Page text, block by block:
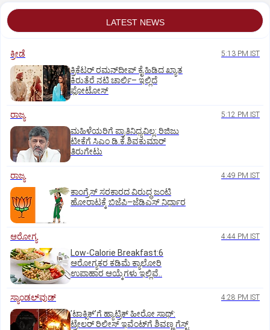
LATEST NEWS
ಕ್ರೀಡೆ 5:13 PM IST
ಕ್ರಿಕೆಟರ್‌ ರಮನ್‌ದೀಪ್‌ ಕೈ ಹಿಡಿದ ಖ್ಯಾತ
ಕಿರುತೆರೆ ನಟಿ ಚಾರ್ಲಿ– ಇಲ್ಲಿದೆ
ಫೋಟೋಸ್
ರಾಜ್ಯ 5:12 PM IST
ಮಹಿಳೆಯರಿಗೆ ಪ್ರಾತಿನಿಧ್ಯವಿಲ್ಲ: ರಿಜಿಜು
ಟೀಕೆಗೆ ಸಿಎಂ ಡಿ.ಕೆ.ಶಿವಕುಮಾರ್
ತಿರುಗೇಟು
ರಾಜ್ಯ 4:49 PM IST
ಕಾಂಗ್ರೆಸ್‌ ಸರಕಾರದ ವಿರುದ್ಧ ಜಂಟಿ
ಹೋರಾಟಕ್ಕೆ ಬಿಜೆಪಿ–ಜೆಡಿಎಸ್‌ ನಿರ್ಧಾರ
ಆರೋಗ್ಯ 4:44 PM IST
Low-Calorie Breakfast:6
ಆರೋಗ್ಯಕರ ಕಡಿಮೆ ಕ್ಯಾಲೋರಿ
ಉಪಾಹಾರ ಆಯ್ಕೆಗಳು ಇಲ್ಲಿವೆ..
ಸ್ಯಾಂಡಲ್‌ವುಡ್‌ 4:28 PM IST
ʼಟಾಕ್ಸಿಕ್‌ʼಗೆ ಹ್ಯಾಟ್ರಿಕ್‌ ಹೀರೋ ಸಾಥ್:‌
ಟ್ರೇಲರ್‌ ರಿಲೀಸ್‌ ಇವೆಂಟ್‌ಗೆ ಶಿವಣ್ಣ ಗೆಸ್ಟ್